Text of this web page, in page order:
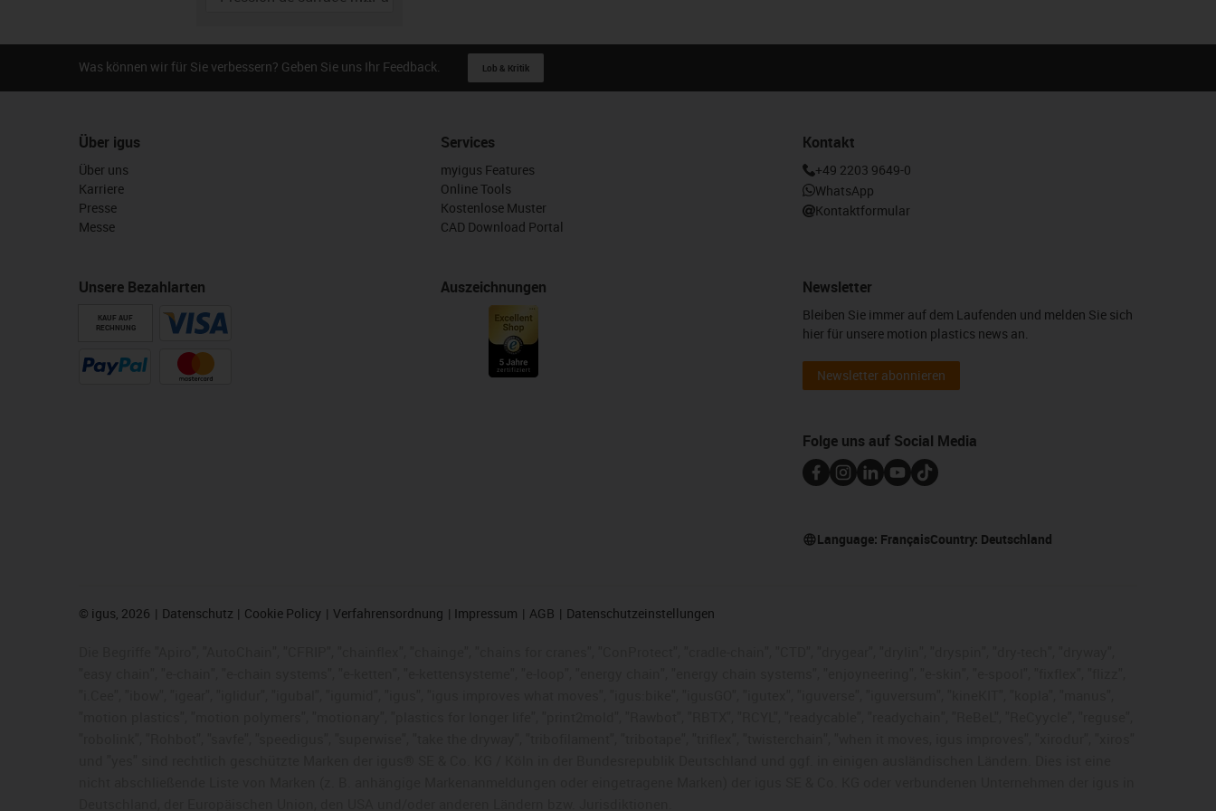
Vitesse de rotation igus-icon-info-circle-gray
r/min
igus-icon-lebensdauerrechner
Calcul de la durée de vie
Was können wir für Sie verbessern? Geben Sie uns Ihr Feedback. Lob & Kritik
Über igus
Über uns
Karriere
Presse
Messe
Unsere Bezahlarten
KAUF AUF
RECHNUNG
Services
myigus Features
Online Tools
Kostenlose Muster
CAD Download Portal
Auszeichnungen
Kontakt
+49 2203 9649-0
WhatsApp
Kontaktformular
Newsletter
Bleiben Sie immer auf dem Laufenden und melden Sie sich
hier für unsere motion plastics news an.
Newsletter abonnieren
Folge uns auf Social Media
Language: FrançaisCountry: Deutschland
© igus, 2026 Datenschutz Cookie Policy Verfahrensordnung Impressum AGB Datenschutzeinstellungen